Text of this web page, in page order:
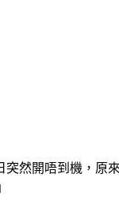
然開唔到機，原